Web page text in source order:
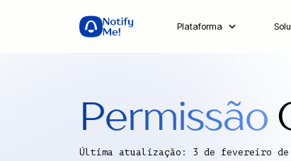
Plataforma
Permissão
Última atualização: 3 de fevereiro de